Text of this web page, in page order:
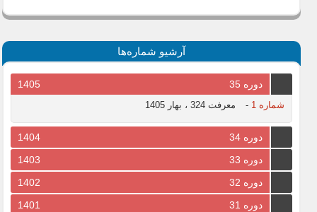
آرشیو شماره‌ها
دوره 35 1405
شماره 1 - معرفت 324 ، بهار 1405
دوره 34
1404
دوره 33
1403
دوره 32
1402
دوره 31
1401